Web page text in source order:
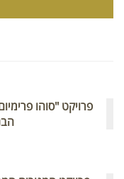
פרויקט "סוהו